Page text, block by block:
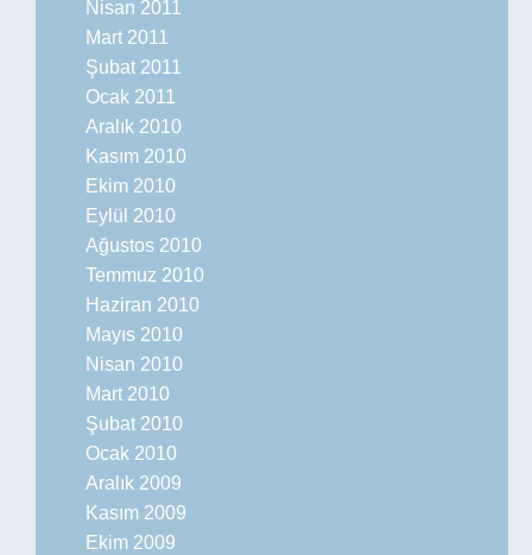
Nisan 2011
Mart 2011
Şubat 2011
Ocak 2011
Aralık 2010
Kasım 2010
Ekim 2010
Eylül 2010
Ağustos 2010
Temmuz 2010
Haziran 2010
Mayıs 2010
Nisan 2010
Mart 2010
Şubat 2010
Ocak 2010
Aralık 2009
Kasım 2009
Ekim 2009